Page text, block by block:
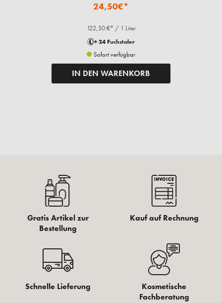
24,50€*
122,50 €* / 1 Liter
+ 24 Fuchstaler
Sofort verfügbar
IN DEN WARENKORB
Gratis Artikel zur
Bestellung
Kauf auf Rechnung
Schnelle Lieferung
Kosmetische
Fachberatung